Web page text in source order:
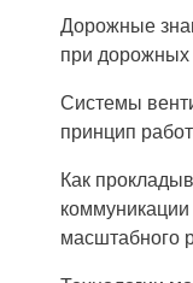
Дорожные
при дорожных
Системы
принцип
Как
масштабного